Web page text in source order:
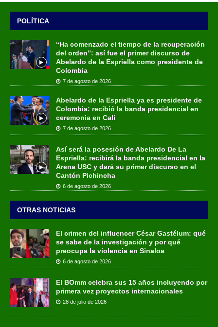
POLÍTICA
“Ha comenzado el tiempo de la recuperación
del orden”: así fue el primer discurso de
Abelardo de la Espriella como presidente de
Colombia
7 de agosto de 2026
Abelardo de la Espriella ya es presidente de
Colombia: recibió la banda presidencial en
ceremonia en Cali
7 de agosto de 2026
Así será la posesión de Abelardo De La
Espriella: recibirá la banda presidencial en la
Arena USC y dará su primer discurso en el
Cantón Pichincha
6 de agosto de 2026
OTRAS NOTICIAS
El crimen del influencer César Gastélum: qué
se sabe de la investigación y por qué
preocupa la violencia en Sinaloa
6 de agosto de 2026
El BOmm celebra sus 15 años incluyendo por
primera vez proyectos internacionales
28 de julio de 2026